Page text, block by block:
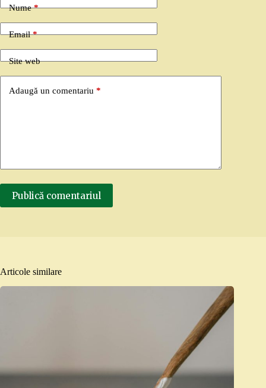
Nume*
Email*
Site web
Adaugă un comentariu *
Publică comentariul
Articole similare